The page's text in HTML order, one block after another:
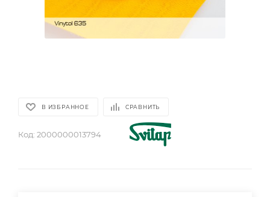
В ИЗБРАННОЕ СРАВНИТЬ
Код: 2000000013794